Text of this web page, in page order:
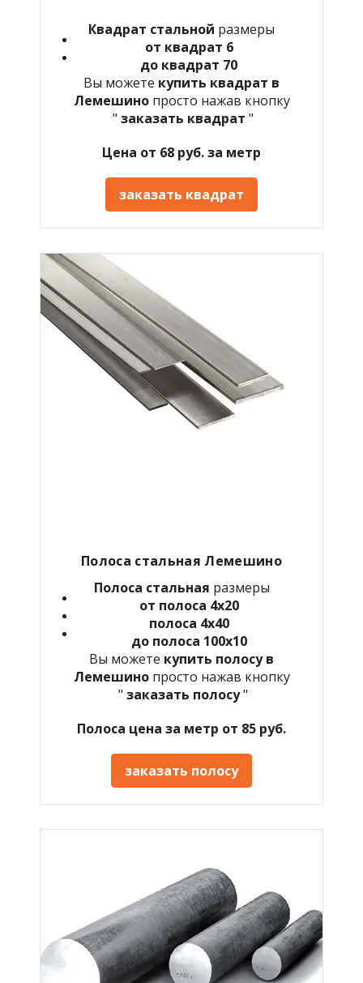
Квадрат стальной размеры
от квадрат 6
до квадрат 70
Вы можете купить квадрат в
Лемешинопросто нажав кнопку
" заказать квадрат "
Цена от 68 руб. за метр
заказать квадрат
Полоса стальная Лемешино
Полоса стальная размеры
от полоса 4х20
полоса 4х40
до полоса 100х10
Вы можете купить полосу в
Лемешинопросто нажав кнопку
" заказать полосу"
Полоса цена за метр от 85 руб.
заказать полосу